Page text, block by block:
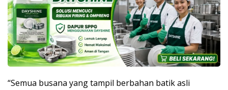
“Semua busana yang tampil berbahan batik asli